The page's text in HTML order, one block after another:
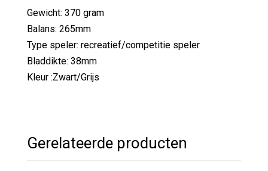
Gewicht: 370 gram
Balans: 265mm
Type speler: recreatief/competitie speler
Bladdikte: 38mm
Kleur :Zwart/Grijs
Gerelateerde producten